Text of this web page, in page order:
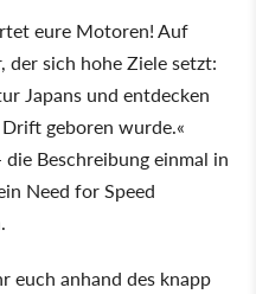
eure Motoren! Auf
sich hohe Ziele setzt:
Japans und entdecken
geboren wurde.
Beschreibung einmal in
Need for Speed
euch anhand des knapp